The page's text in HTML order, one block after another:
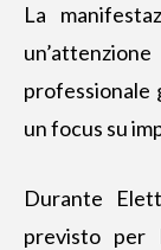
La
professionale
un focus su
Durante
previsto per